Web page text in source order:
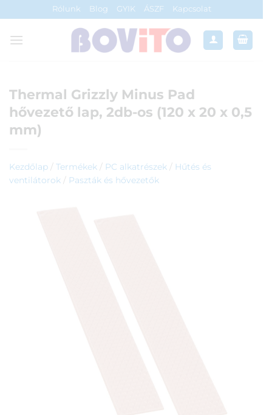
to
content
Rólunk Blog GYIK ÁSZF Kapcsolat
Thermal Grizzly Minus Pad
hővezető lap, 2db-os (120 x 20 x 0,5
mm)
Kezdőlap / Termékek / PC alkatrészek / Hűtés és
ventilátorok / Paszták és hővezetők